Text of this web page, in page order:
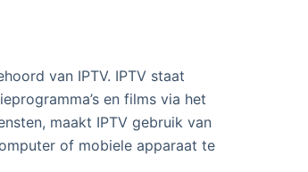
van IPTV. IPTV staat
en films via het
maakt IPTV gebruik van
of mobiele apparaat te